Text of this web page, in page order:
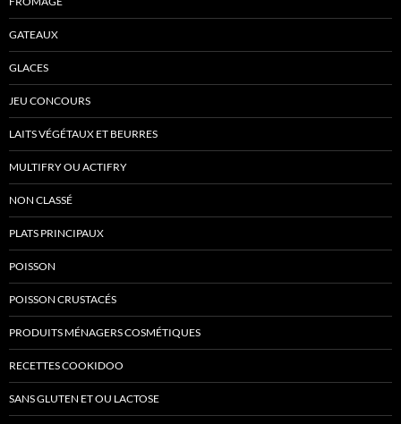
GATEAUX
GLACES
JEU CONCOURS
LAITS VÉGÉTAUX ET BEURRES
MULTIFRY OU ACTIFRY
NON CLASSÉ
PLATS PRINCIPAUX
POISSON
POISSON CRUSTACÉS
PRODUITS MÉNAGERS COSMÉTIQUES
RECETTES COOKIDOO
SANS GLUTEN ET OU LACTOSE